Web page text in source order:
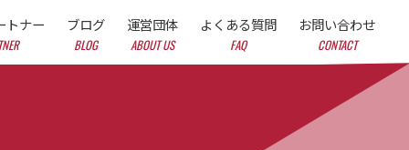
トナー ブログ
BLOG
運営団体
ABOUT US
よくある質問
FAQ
お問い合わせ
CONTACT